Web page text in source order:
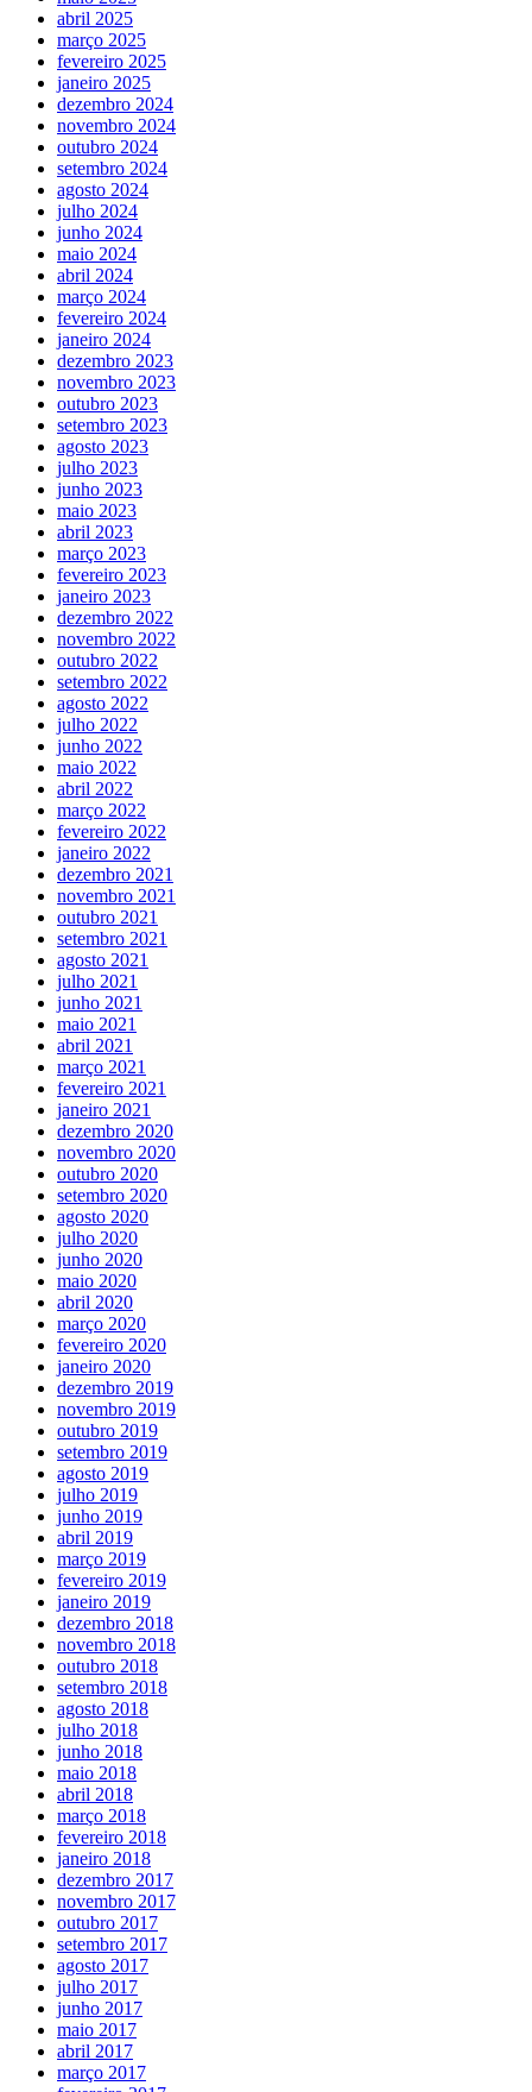
abril 2025
março 2025
fevereiro 2025
janeiro 2025
dezembro 2024
novembro 2024
outubro 2024
setembro 2024
agosto 2024
julho 2024
junho 2024
maio 2024
abril 2024
março 2024
fevereiro 2024
janeiro 2024
dezembro 2023
novembro 2023
outubro 2023
setembro 2023
agosto 2023
julho 2023
junho 2023
maio 2023
abril 2023
março 2023
fevereiro 2023
janeiro 2023
dezembro 2022
novembro 2022
outubro 2022
setembro 2022
agosto 2022
julho 2022
junho 2022
maio 2022
abril 2022
março 2022
fevereiro 2022
janeiro 2022
dezembro 2021
novembro 2021
outubro 2021
setembro 2021
agosto 2021
julho 2021
junho 2021
maio 2021
abril 2021
março 2021
fevereiro 2021
janeiro 2021
dezembro 2020
novembro 2020
outubro 2020
setembro 2020
agosto 2020
julho 2020
junho 2020
maio 2020
abril 2020
março 2020
fevereiro 2020
janeiro 2020
dezembro 2019
novembro 2019
outubro 2019
setembro 2019
agosto 2019
julho 2019
junho 2019
abril 2019
março 2019
fevereiro 2019
janeiro 2019
dezembro 2018
novembro 2018
outubro 2018
setembro 2018
agosto 2018
julho 2018
junho 2018
maio 2018
abril 2018
março 2018
fevereiro 2018
janeiro 2018
dezembro 2017
novembro 2017
outubro 2017
setembro 2017
agosto 2017
julho 2017
junho 2017
maio 2017
abril 2017
março 2017